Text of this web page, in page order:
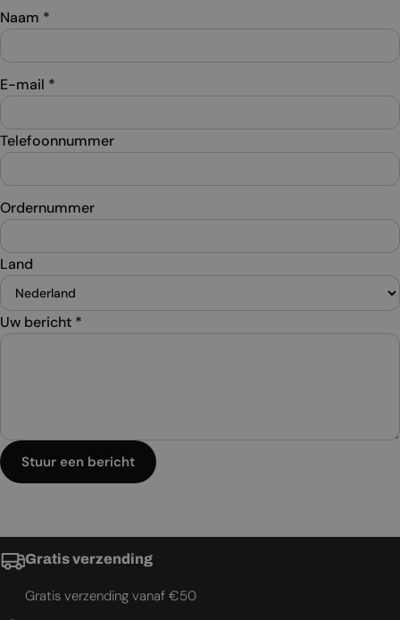
Naam *
E-mail *
Telefoonnummer
Ordernummer
Land
Uw bericht *
Stuur een bericht
Gratis verzending
Gratis verzending vanaf €50